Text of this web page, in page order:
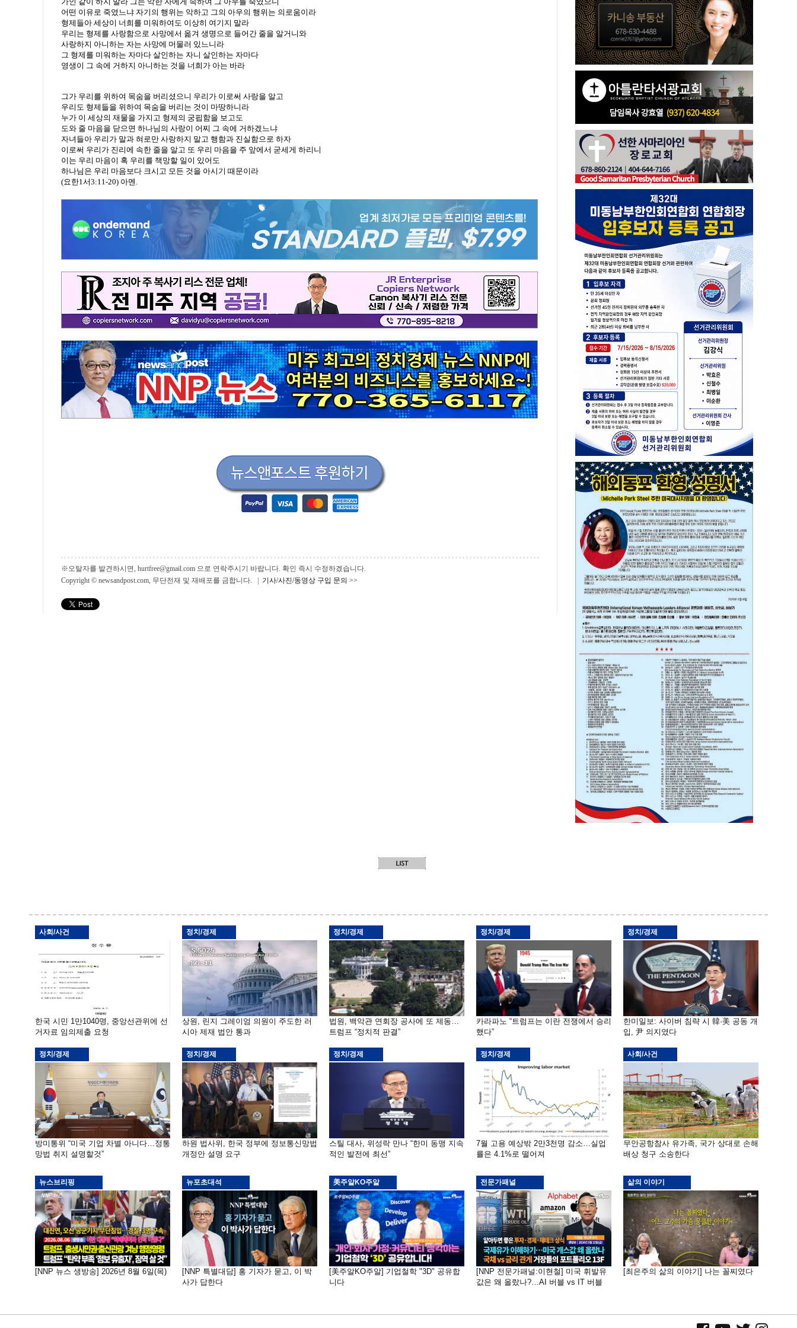
어떤 이유로 죽였느냐 자기의 행위는 악하고 그의 아우의 행위는 의로움이라
형제들아 세상이 너희를 미워하여도 이상히 여기지 말라
우리는 형제를 사랑함으로 사망에서 옮겨 생명으로 들어간 줄을 알거니와
사랑하지 아니하는 자는 사망에 머물러 있느니라
그 형제를 미워하는 자마다 살인하는 자니 살인하는 자마다
영생이 그 속에 거하지 아니하는 것을 너희가 아는 바라
그가 우리를 위하여 목숨을 버리셨으니 우리가 이로써 사랑을 알고
우리도 형제들을 위하여 목숨을 버리는 것이 마땅하니라
누가 이 세상의 재물을 가지고 형제의 궁핍함을 보고도
도와 줄 마음을 닫으면 하나님의 사랑이 어찌 그 속에 거하겠느냐
자녀들아 우리가 말과 혀로만 사랑하지 말고 행함과 진실함으로 하자
이로써 우리가 진리에 속한 줄을 알고 또 우리 마음을 주 앞에서 굳세게 하리니
이는 우리 마음이 혹 우리를 책망할 일이 있어도
하나님은 우리 마음보다 크시고 모든 것을 아시기 때문이라
(요한1서3:11-20) 아멘.
※오탈자를 발견하시면, hurtfree@gmail.com 으로 연락주시기 바랍니다. 확인 즉시 수정하겠습니다.
Copyright © newsandpost.com, 무단전재 및 재배포를 금합니다. | 기사/사진/동영상 구입 문의 >>
사회/사건
한국 시민 1만1040명, 중앙선관위에 선
거자료 임의제출 요청
정치/경제
상원, 린지 그레이엄 의원이 주도한 러
시아 제재 법안 통과
정치/경제
법원, 백악관 연회장 공사에 또 제동…
트럼프 “정치적 판결”
정치/경제
카라파노 “트럼프는 이란 전쟁에서 승리
했다”
정치/경제
한미일보: 사이버 침략 시 韓·美 공동 개
입, 尹 의지였다
정치/경제
방미통위 “미국 기업 차별 아니다…정통
망법 취지 설명할것”
정치/경제
하원 법사위, 한국 정부에 정보통신망법
개정안 설명 요구
정치/경제
스틸 대사, 위성락 만나 “한미 동맹 지속
적인 발전에 최선”
정치/경제
7월 고용 예상밖 2만3천명 감소…실업
률은 4.1%로 떨어져
사회/사건
무안공항참사 유가족, 국가 상대로 손해
배상 청구 소송한다
뉴스브리핑
[NNP 뉴스 생방송] 2026년 8월 6일(목)
뉴포초대석
[NNP 특별대담] 홍 기자가 묻고, 이 박
사가 답한다
美주알KO주알
[美주알KO주알] 기업철학 "3D" 공유합
니다
전문가패널
[NNP 전문가패널:이현철] 미국 휘발유
값은 왜 올랐나?…AI 버블 vs IT 버블
삶의 이야기
[최은주의 삶의 이야기] 나는 꼴찌였다